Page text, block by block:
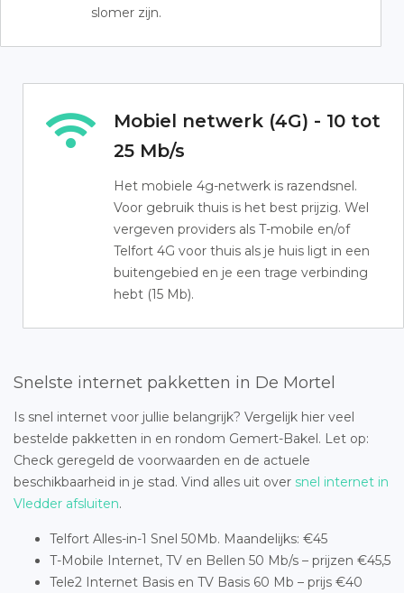
slomer zijn.
Mobiel netwerk (4G) - 10 tot
25 Mb/s
Het mobiele 4g-netwerk is razendsnel.
Voor gebruik thuis is het best prijzig. Wel
vergeven providers als T-mobile en/of
Telfort 4G voor thuis als je huis ligt in een
buitengebied en je een trage verbinding
hebt (15 Mb).
Snelste internet pakketten in De Mortel
Is snel internet voor jullie belangrijk? Vergelijk hier veel
bestelde pakketten in en rondom Gemert-Bakel. Let op:
Check geregeld de voorwaarden en de actuele
beschikbaarheid in je stad. Vind alles uit over snel internet in
Vledder afsluiten.
Telfort Alles-in-1 Snel 50Mb. Maandelijks: €45
T-Mobile Internet, TV en Bellen 50 Mb/s – prijzen €45,5
Tele2 Internet Basis en TV Basis 60 Mb – prijs €40